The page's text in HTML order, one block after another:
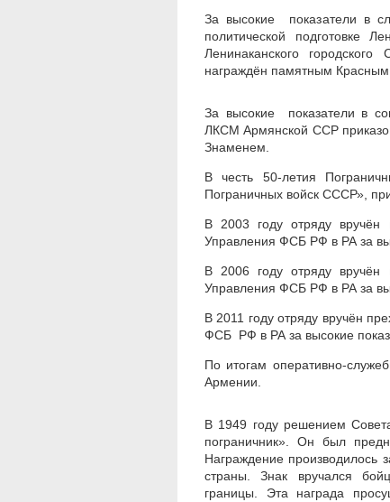
За высокие показатели в
политической подготовке
Ленинаканского
награждён памятным
За высокие показатели в
ЛКСМ Армянской ССР
Знаменем.
В честь 50-летия
Пограничных войск СССР»,
В 2003 году отряду вручён
Управления ФСБ РФ в РА за
В 2006 году отряду вручён
Управления ФСБ РФ в РА за
В 2011 году отряду вручён
ФСБ РФ в РА за высокие
По итогам оперативно-
Армении.
В 1949 году решением
пограничник». Он был
Награждение производилось
страны. Знак вручался
границы. Эта награда